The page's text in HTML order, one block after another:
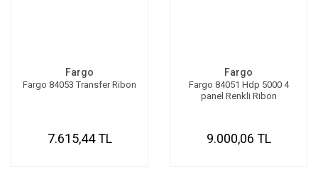
Fargo
Fargo 84053 Transfer Ribon
7.615,44 TL
Fargo
Fargo 84051 Hdp 5000 4
panel Renkli Ribon
9.000,06 TL